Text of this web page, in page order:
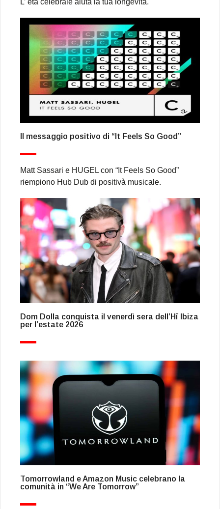
L’ età celebrale aiuta la tua longevità.
Il messaggio positivo di “It Feels So Good”
Matt Sassari e HUGEL con “It Feels So Good”
riempiono Hub Dub di positivà musicale.
Dom Dolla conquista il venerdì sera dell’Hï Ibiza
per l’estate 2026
Tomorrowland e Amazon Music celebrano la
comunità in “We Are Tomorrow”